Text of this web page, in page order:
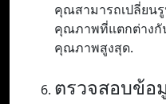
คุณสามารถเปลี่ยน
คุณภาพที่แตกต่างกั
คุณภาพสูงสุด.
ตรวจสอบข้อ